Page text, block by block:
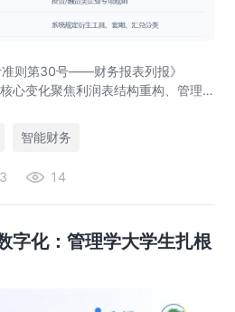
则第30号——财务报表列报》
心变化聚焦利润表结构重构、管理
蝶新一代EPM如何以业财智能融合
决策。
智能财务
14
字化：管理学大学生扎根